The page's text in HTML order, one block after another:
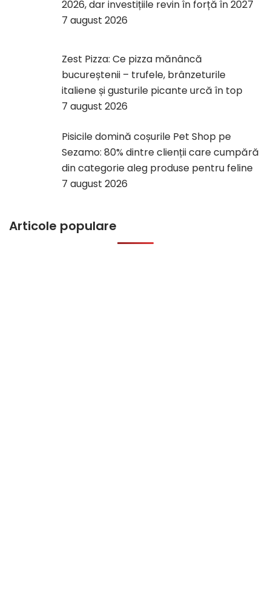
2026, dar investițiile revin în forță în 2027
7 august 2026
Zest Pizza: Ce pizza mănâncă
bucureștenii – trufele, brânzeturile
italiene și gusturile picante urcă în top
7 august 2026
Pisicile domină coșurile Pet Shop pe
Sezamo: 80% dintre clienții care cumpără
din categorie aleg produse pentru feline
7 august 2026
Articole populare